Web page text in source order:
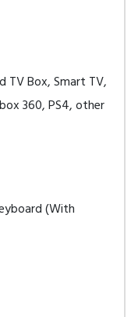
TV Box, Smart TV,
360, PS4, other
(With